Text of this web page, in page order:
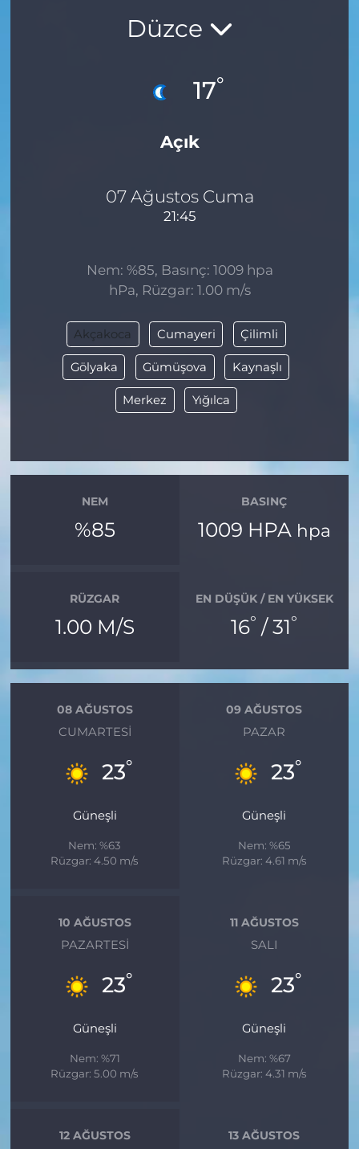
Düzce
17°
Açık
07 Ağustos Cuma
21:45
Nem: %85, Basınç: 1009 hpa
hPa, Rüzgar: 1.00 m/s
Akçakoca Cumayeri Çilimli
Gölyaka Gümüşova Kaynaşlı
Merkez Yığılca
NEM
%85
BASINÇ
1009 HPA hpa
RÜZGAR
1.00 M/S
EN DÜŞÜK / EN YÜKSEK
16° / 31°
08 AĞUSTOS
CUMARTESI
23°
Güneşli
Nem: %63
Rüzgar: 4.50 m/s
09 AĞUSTOS
PAZAR
23°
Güneşli
Nem: %65
Rüzgar: 4.61 m/s
10 AĞUSTOS
PAZARTESI
23°
Güneşli
Nem: %71
Rüzgar: 5.00 m/s
11 AĞUSTOS
SALI
23°
Güneşli
Nem: %67
Rüzgar: 4.31 m/s
12 AĞUSTOS
13 AĞUSTOS